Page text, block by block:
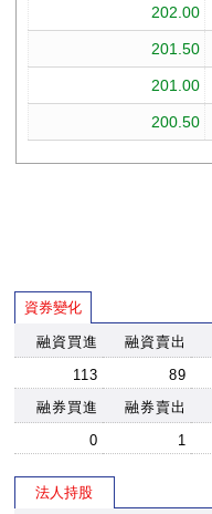
資券變化
融資買進 融資賣出
113
89
融券買進
融券賣出
0
1
法人持股